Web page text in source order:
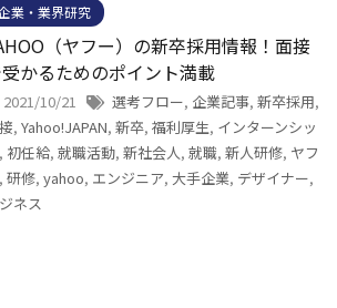
業・業界研究
（ヤフー）の新卒採用情報！面接
かるためのポイント満載
2021/10/21 選考フロー, 企業記事, 新卒採用,
, Yahoo!JAPAN, 新卒, 福利厚生, インターンシッ
, 初任給, 就職活動, 新社会人, 就職, 新人研修, ヤフ
, 研修, yahoo, エンジニア, 大手企業, デザイナー,
ネス